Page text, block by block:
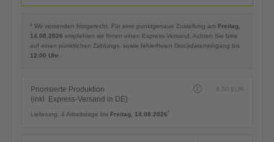
* Wir versenden fristgerecht. Für eine punktgenaue Zustellung am Freitag,
14.08.2026 empfehlen wir Ihnen einen Express-Versand. Achten Sie bitte
auf einen pünktlichen Zahlungs- sowie fehlerfreien Druckdateneingang bis
12:00 Uhr
Priorisierte Produktion
(inkl. Express-Versand in DE)
6,50 EUR
Lieferung: 4 Arbeitstage bis Freitag, 14.08.2026*